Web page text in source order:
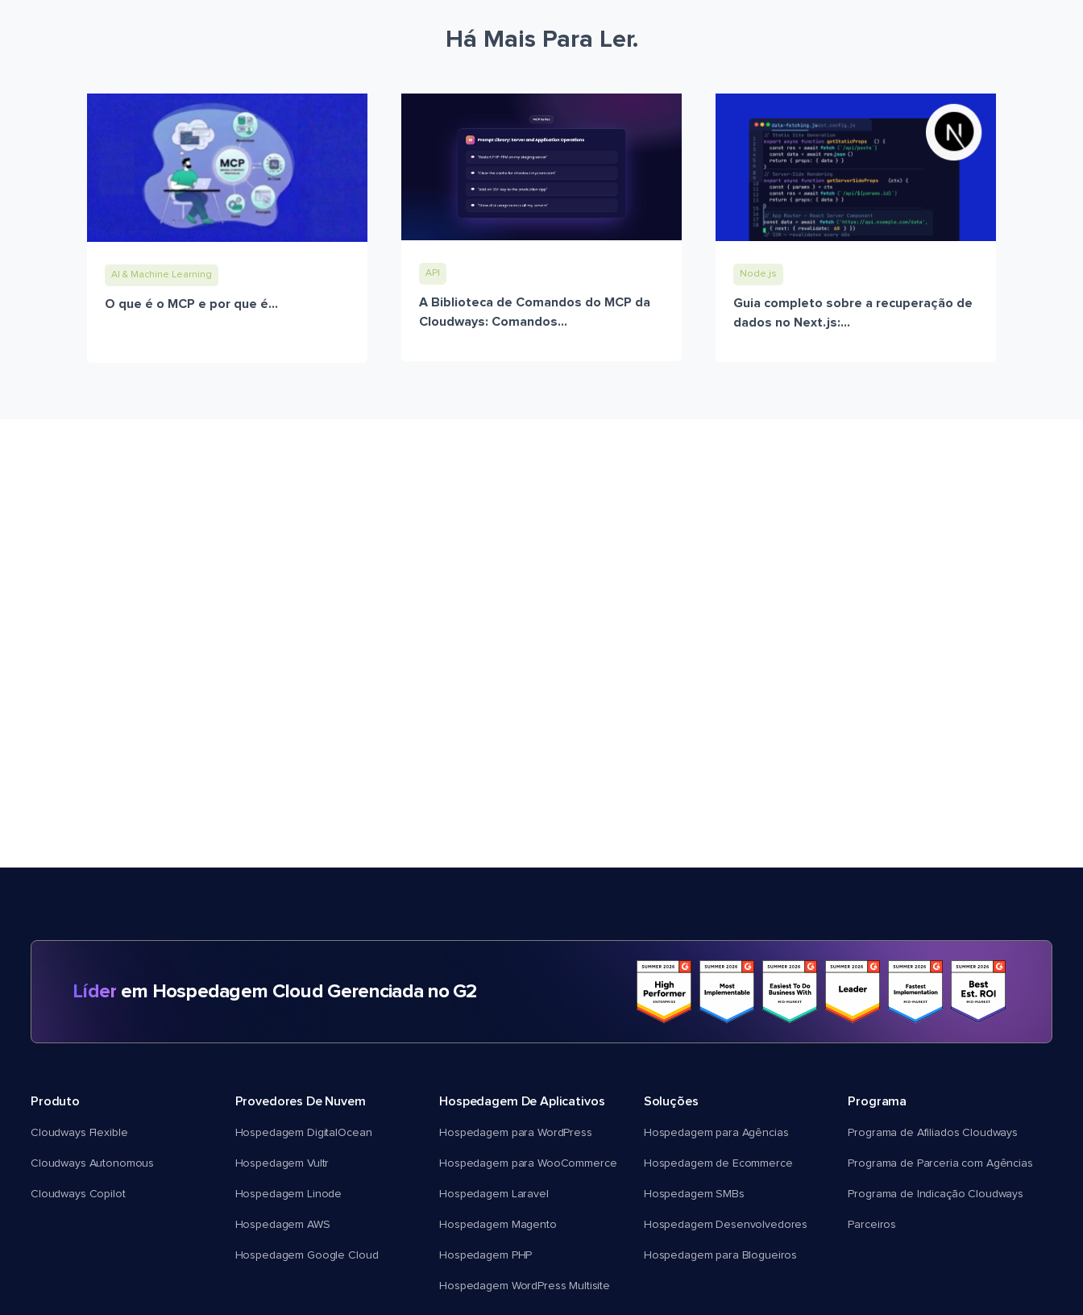
Há Mais Para Ler.
AI & Machine Learning
O que é o MCP e por que é...
API
A Biblioteca de Comandos do MCP da
Cloudways: Comandos...
Node.js
Guia completo sobre a recuperação de
dados no Next.js:...
Líder em Hospedagem Cloud Gerenciada no G2
Produto
Cloudways Flexible
Cloudways Autonomous
Cloudways Copilot
Provedores De Nuvem
Hospedagem DigitalOcean
Hospedagem Vultr
Hospedagem Linode
Hospedagem AWS
Hospedagem Google Cloud
Hospedagem De Aplicativos
Hospedagem para WordPress
Hospedagem para WooCommerce
Hospedagem Laravel
Hospedagem Magento
Hospedagem PHP
Hospedagem WordPress Multisite
Soluções
Hospedagem para Agências
Hospedagem de Ecommerce
Hospedagem SMBs
Hospedagem Desenvolvedores
Hospedagem para Blogueiros
Programa
Programa de Afiliados Cloudways
Programa de Parceria com Agências
Programa de Indicação Cloudways
Parceiros